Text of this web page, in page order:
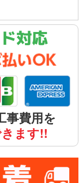
対応
事費用を
ます!!